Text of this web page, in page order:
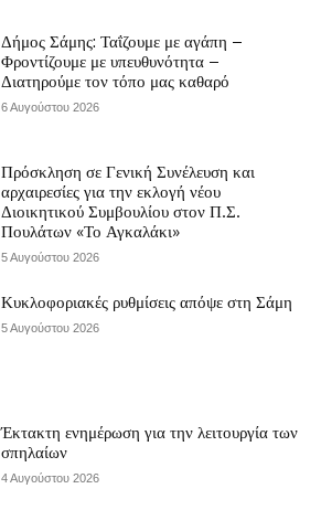
Δήμος Σάμης: Ταΐζουμε με αγάπη –
Φροντίζουμε με υπευθυνότητα –
Διατηρούμε τον τόπο μας καθαρό
6 Αυγούστου 2026
Πρόσκληση σε Γενική Συνέλευση και
αρχαιρεσίες για την εκλογή νέου
Διοικητικού Συμβουλίου στον Π.Σ.
Πουλάτων «Το Αγκαλάκι»
5 Αυγούστου 2026
Κυκλοφοριακές ρυθμίσεις απόψε στη Σάμη
5 Αυγούστου 2026
Έκτακτη ενημέρωση για την λειτουργία των
σπηλαίων
4 Αυγούστου 2026